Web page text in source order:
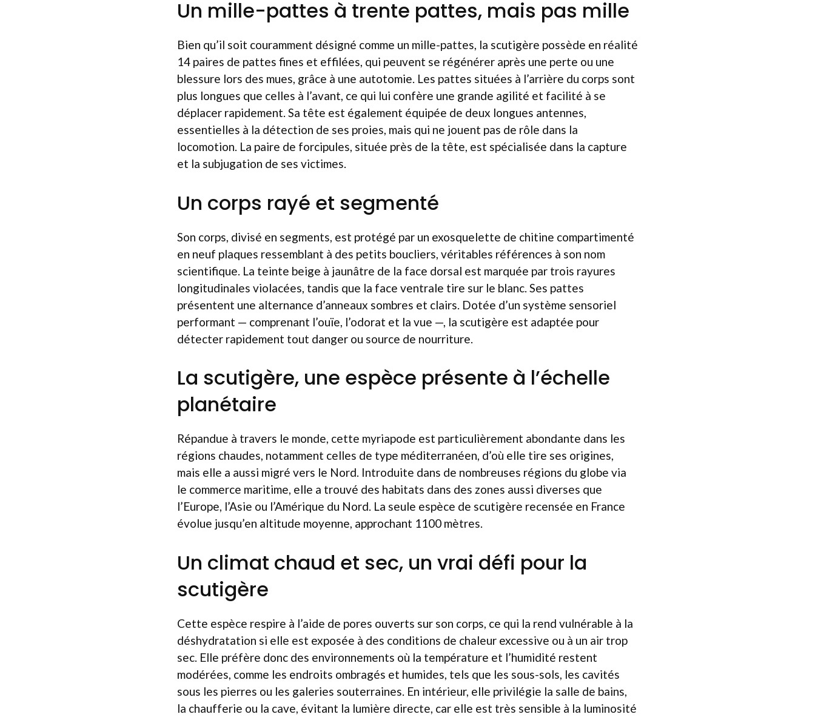
Un mille-pattes à trente pattes, mais pas mille
Bien qu’il soit couramment désigné comme un mille-pattes, la scutigère possède en réalité
14 paires de pattes fines et effilées, qui peuvent se régénérer après une perte ou une
blessure lors des mues, grâce à une autotomie. Les pattes situées à l’arrière du corps sont
plus longues que celles à l’avant, ce qui lui confère une grande agilité et facilité à se
déplacer rapidement. Sa tête est également équipée de deux longues antennes,
essentielles à la détection de ses proies, mais qui ne jouent pas de rôle dans la
locomotion. La paire de forcipules, située près de la tête, est spécialisée dans la capture
et la subjugation de ses victimes.
Un corps rayé et segmenté
Son corps, divisé en segments, est protégé par un exosquelette de chitine compartimenté
en neuf plaques ressemblant à des petits boucliers, véritables références à son nom
scientifique. La teinte beige à jaunâtre de la face dorsal est marquée par trois rayures
longitudinales violacées, tandis que la face ventrale tire sur le blanc. Ses pattes
présentent une alternance d’anneaux sombres et clairs. Dotée d’un système sensoriel
performant — comprenant l’ouïe, l’odorat et la vue —, la scutigère est adaptée pour
détecter rapidement tout danger ou source de nourriture.
La scutigère, une espèce présente à l’échelle
planétaire
Répandue à travers le monde, cette myriapode est particulièrement abondante dans les
régions chaudes, notamment celles de type méditerranéen, d’où elle tire ses origines,
mais elle a aussi migré vers le Nord. Introduite dans de nombreuses régions du globe via
le commerce maritime, elle a trouvé des habitats dans des zones aussi diverses que
l’Europe, l’Asie ou l’Amérique du Nord. La seule espèce de scutigère recensée en France
évolue jusqu’en altitude moyenne, approchant 1100 mètres.
Un climat chaud et sec, un vrai défi pour la
scutigère
Cette espèce respire à l’aide de pores ouverts sur son corps, ce qui la rend vulnérable à la
déshydratation si elle est exposée à des conditions de chaleur excessive ou à un air trop
sec. Elle préfère donc des environnements où la température et l’humidité restent
modérées, comme les endroits ombragés et humides, tels que les sous-sols, les cavités
sous les pierres ou les galeries souterraines. En intérieur, elle privilégie la salle de bains,
la chaufferie ou la cave, évitant la lumière directe, car elle est très sensible à la luminosité